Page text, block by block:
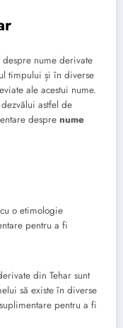
nume derivate
timpului și în diverse
ale acestui nume.
astfel de
despre nume
o etimologie
pentru a fi
din Tehar sunt
să existe în diverse
pentru a fi